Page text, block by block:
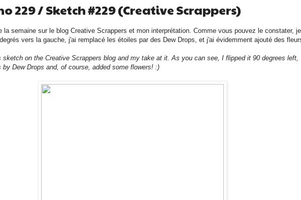
229 / Sketch #229 (Creative Scrappers)
la semaine sur le blog Creative Scrappers et mon interprétation. Comme vous pouvez le constater,
vers la gauche, j'ai remplacé les étoiles par des Dew Drops, et j'ai évidemment ajouté des
sketch on the Creative Scrappers blog and my take at it. As you can see, I flipped it 90 degrees left,
by Dew Drops and, of course, added some flowers! :)